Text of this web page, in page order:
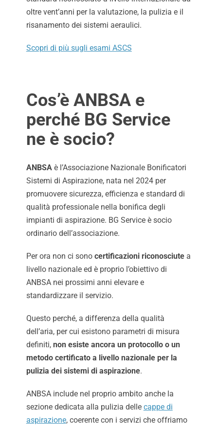
oltre vent’anni per la valutazione, la pulizia e il
risanamento dei sistemi aeraulici.
Scopri di più sugli esami ASCS
Cos’è ANBSA e
perché BG Service
ne è socio?
ANBSAè l’Associazione Nazionale Bonificatori
Sistemi di Aspirazione, nata nel 2024 per
promuovere sicurezza, efficienza e standard di
qualità professionale nella bonifica degli
impianti di aspirazione. BG Service è socio
ordinario dell’associazione.
Per ora non ci sono certificazioni riconosciutea
livello nazionale ed è proprio l’obiettivo di
ANBSA nei prossimi anni elevare e
standardizzare il servizio.
Questo perché, a differenza della qualità
dell’aria, per cui esistono parametri di misura
definiti, non esiste ancora un protocollo o un
metodo certificato a livello nazionale per la
pulizia dei sistemi di aspirazione.
ANBSA include nel proprio ambito anche la
sezione dedicata alla pulizia delle cappe di
aspirazione, coerente con i servizi che offriamo